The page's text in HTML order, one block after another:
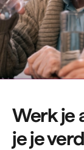
Werk je
je je